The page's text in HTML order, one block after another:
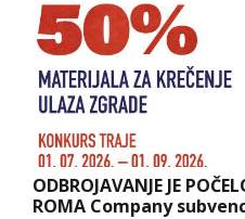
ODBROJAVANJE JE
ROMA Company